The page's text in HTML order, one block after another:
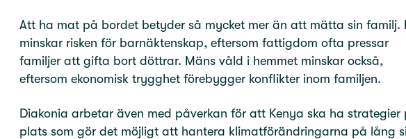
Att ha mat på bordet betyder så mycket mer än att mätta sin familj.
minskar risken för barnäktenskap, eftersom fattigdom ofta pressar
familjer att gifta bort döttrar. Mäns våld i hemmet minskar också,
eftersom ekonomisk trygghet förebygger konflikter inom familjen.
Diakonia arbetar även med påverkan för att Kenya ska ha strategier
plats som gör det möjligt att hantera klimatförändringarna på lång